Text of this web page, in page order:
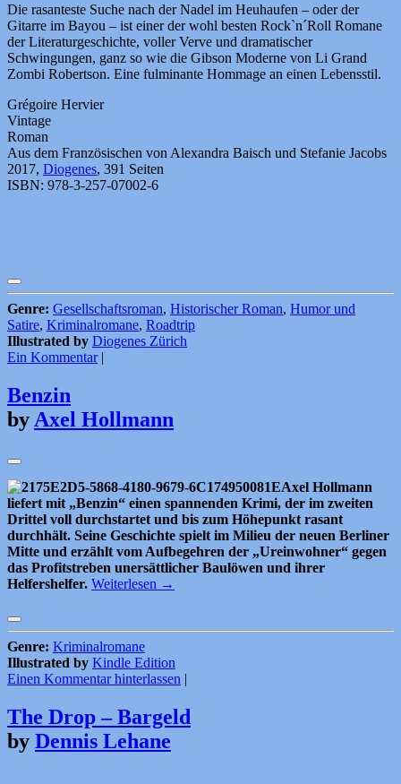
Die rasanteste Suche nach der Nadel im Heuhaufen – oder der
Gitarre im Bayou – ist einer der wohl besten Rock`n´Roll Romane
der Literaturgeschichte, voller Verve und dramatischer
Schwingungen, ganz so wie die Gibson Moderne von Li Grand
Zombi Robertson. Eine fulminante Hommage an einen Lebensstil.
Grégoire Hervier
Vintage
Roman
Aus dem Französischen von Alexandra Baisch und Stefanie Jacobs
2017, Diogenes, 391 Seiten
ISBN: 978-3-257-07002-6
Genre: Gesellschaftsroman, Historischer Roman, Humor und
Satire, Kriminalromane, Roadtrip
Illustrated by Diogenes Zürich
Ein Kommentar |
Benzin
by Axel Hollmann
Axel Hollmann
liefert mit „Benzin“ einen spannenden Krimi, der im zweiten
Drittel voll durchstartet und bis zum Höhepunkt rasant
durchhält. Seine Geschichte spielt im Milieu der neuen Berliner
Mitte und erzählt vom Aufbegehren der „Ureinwohner“ gegen
das Profitstreben unersättlicher Baulöwen und ihrer
Helfershelfer. Weiterlesen →
Genre: Kriminalromane
Illustrated by Kindle Edition
Einen Kommentar hinterlassen
The Drop – Bargeld
by Dennis Lehane